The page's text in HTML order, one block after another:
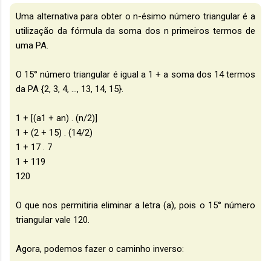
Uma alternativa para obter o n-ésimo número triangular é a
utilização da fórmula da soma dos n primeiros termos de
uma PA.
O 15° número triangular é igual a 1 + a soma dos 14 termos
da PA {2, 3, 4, ..., 13, 14, 15}.
1 + [(a1 + an) . (n/2)]
1 + (2 + 15) . (14/2)
1 + 17 . 7
1 + 119
120
O que nos permitiria eliminar a letra (a), pois o 15° número
triangular vale 120.
Agora, podemos fazer o caminho inverso: